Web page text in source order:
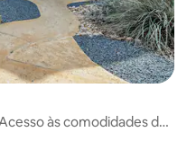
às comodidades de